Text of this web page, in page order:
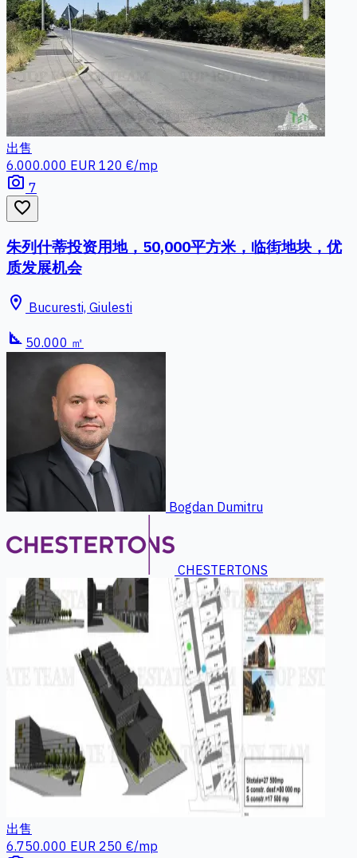
出售
6.000.000 EUR 120 €/mp
photo_camera 7
favorite_border
朱列什蒂投资用地，50,000平方米，临街地块，优
质发展机会
location_on Bucuresti, Giulesti
square_foot 50.000 ㎡
Bogdan Dumitru
CHESTERTONS
出售
6.750.000 EUR 250 €/mp